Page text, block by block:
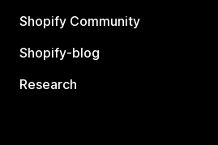
Shopify Community
Shopify-blog
Research